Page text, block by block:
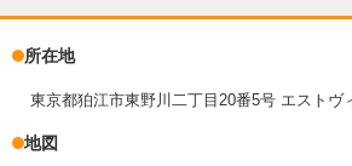
所在地
東京都狛江市東野川二丁目20番5号 エストヴ
地図